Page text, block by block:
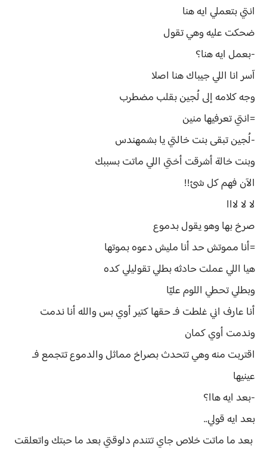
انتي بتعملي ايه هنا
ضحكت عليه وهي تقول
-بعمل ايه هنا؟
آسر انا اللي جيباك هنا اصلا
وجه كلامه إلى لُجين بقلب مضطرب
=انتي تعرفيها منين
-لُجين تبقى بنت خالتي يا بشمهندس
وبنت خالة أشرقت أختي اللي ماتت بسببك
الآن فهم كل شئ!!
لا لا لااا
صرخ بها وهو يقول بدموع
=أنا مموتش حد أنا مليش دعوه بموتها
هيا اللي عملت حادثه بطلي تقوليلي كده
وبطلي تحطي اللوم عليّا
أنا عارف اني غلطت فـ حقها كتير أوي بس والله أنا ندمت
وندمت أوي كمان
اقتربت منه وهي تتحدث بصراخ مماثل والدموع تتجمع فـ
عينيها
-بعد ايه هاا؟
بعد ايه قولي..
بعد ما ماتت خلاص جاي تتندم دلوقتي بعد ما حبتك واتعلقت